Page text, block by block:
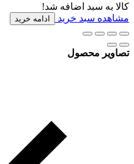
کالا به سبد اضافه شد!
مشاهده سبد خرید
ادامه خرید
تصاویر محصول